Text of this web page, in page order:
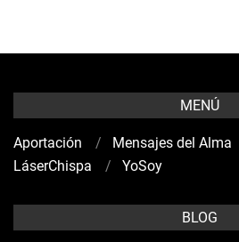
MENÚ
Aportación Mensajes del Alma
LáserChispa
YoSoy
BLOG